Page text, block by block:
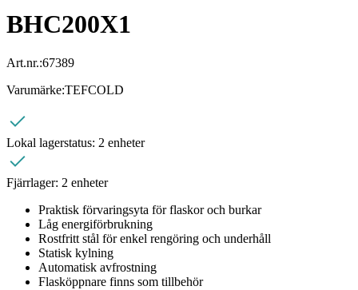
BHC200X1
Art.nr.:67389
Varumärke:TEFCOLD
Lokal lagerstatus: 2 enheter
Fjärrlager: 2 enheter
Praktisk förvaringsyta för flaskor och burkar
Låg energiförbrukning
Rostfritt stål för enkel rengöring och underhåll
Statisk kylning
Automatisk avfrostning
Flasköppnare finns som tillbehör